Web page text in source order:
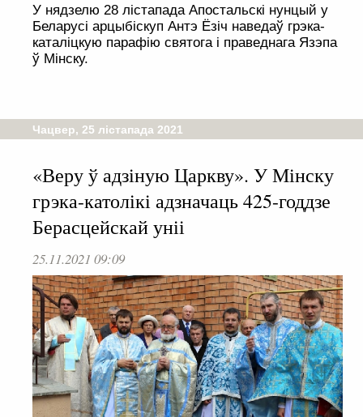
У нядзелю 28 лістапада Апостальскі нунцый у
Беларусі арцыбіскуп Антэ Ёзіч наведаў грэка-
каталіцкую парафію святога і праведнага Язэпа
ў Мінску.
Чацвер, 25 лістапада 2021
«Веру ў адзіную Царкву». У Мінску
грэка-католікі адзначаць 425-годдзе
Берасцейскай уніі
25.11.2021 09:09